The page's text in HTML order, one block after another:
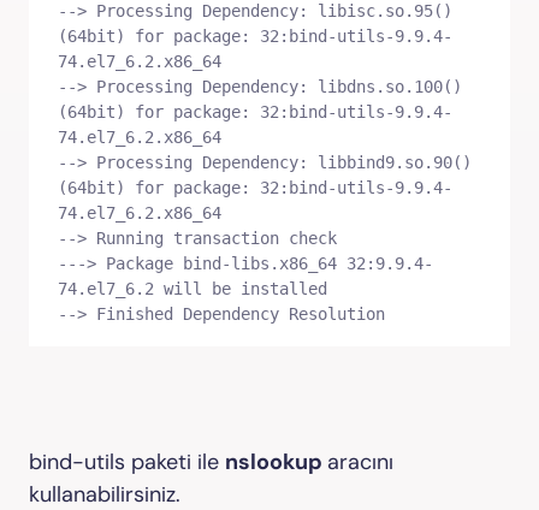
--> Processing Dependency: libisc.so.95()
(64bit) for package: 32:bind-utils-9.9.4-
74.el7_6.2.x86_64
--> Processing Dependency: libdns.so.100()
(64bit) for package: 32:bind-utils-9.9.4-
74.el7_6.2.x86_64
--> Processing Dependency: libbind9.so.90()
(64bit) for package: 32:bind-utils-9.9.4-
74.el7_6.2.x86_64
--> Running transaction check
---> Package bind-libs.x86_64 32:9.9.4-
74.el7_6.2 will be installed
--> Finished Dependency Resolution
bind-utils paketi ile nslookup aracını
kullanabilirsiniz.